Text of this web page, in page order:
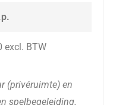
excl. BTW
(privéruimte) en
spelbegeleiding.